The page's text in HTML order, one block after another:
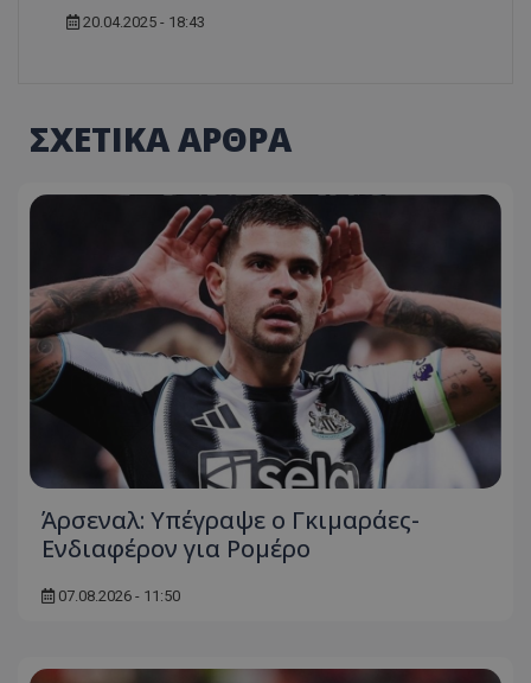
20.04.2025 - 18:43
ΣΧΕΤΙΚΑ ΑΡΘΡΑ
Άρσεναλ: Υπέγραψε ο Γκιμαράες-
Ενδιαφέρον για Ρομέρο
07.08.2026 - 11:50